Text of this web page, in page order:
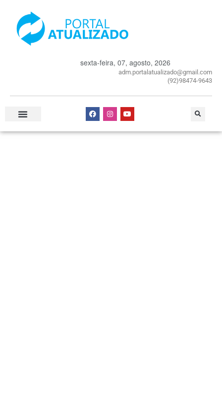
sexta-feira, 07, agosto, 2026
adm.portalatualizado@gmail.com
(92)98474-9643